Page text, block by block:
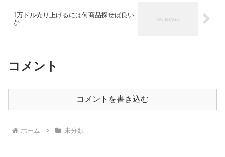
1万ドル売り上げるには何商品探せば良い
か
コメント
コメントを書き込む
ホーム 未分類